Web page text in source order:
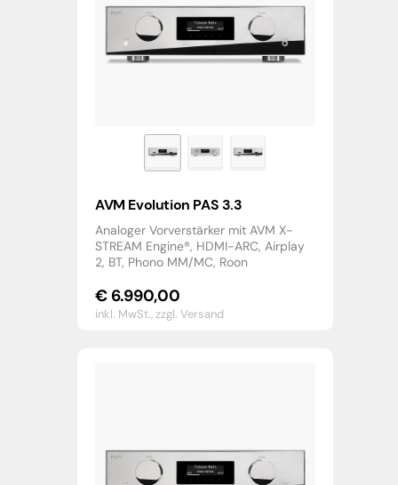
AVM Evolution PAS 3.3
Analoger Vorverstärker mit AVM X-
STREAM Engine®, HDMI-ARC, Airplay
2, BT, Phono MM/MC, Roon
€ 6.990,00
inkl. MwSt.,zzgl. Versand